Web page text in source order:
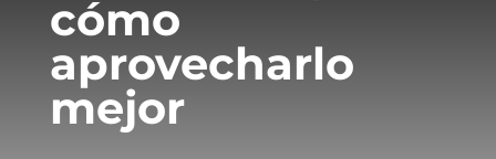
cómo
aprovecharlo
mejor